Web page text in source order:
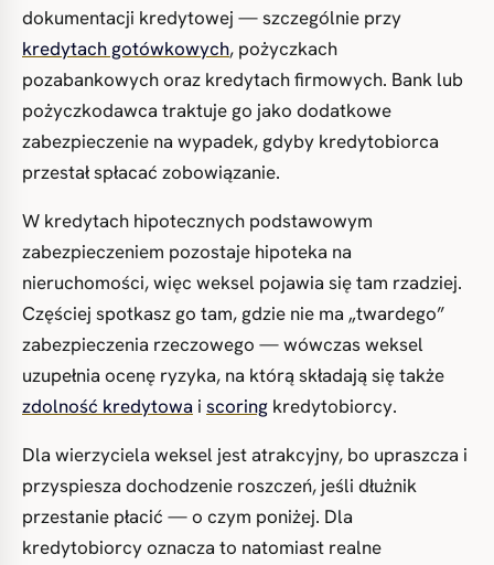
dokumentacji kredytowej — szczególnie przy
kredytach gotówkowych, pożyczkach
pozabankowych oraz kredytach firmowych. Bank lub
pożyczkodawca traktuje go jako dodatkowe
zabezpieczenie na wypadek, gdyby kredytobiorca
przestał spłacać zobowiązanie.
W kredytach hipotecznych podstawowym
zabezpieczeniem pozostaje hipoteka na
nieruchomości, więc weksel pojawia się tam rzadziej.
Częściej spotkasz go tam, gdzie nie ma „twardego”
zabezpieczenia rzeczowego — wówczas weksel
uzupełnia ocenę ryzyka, na którą składają się także
zdolność kredytowa i scoring kredytobiorcy.
Dla wierzyciela weksel jest atrakcyjny, bo upraszcza i
przyspiesza dochodzenie roszczeń, jeśli dłużnik
przestanie płacić — o czym poniżej. Dla
kredytobiorcy oznacza to natomiast realne